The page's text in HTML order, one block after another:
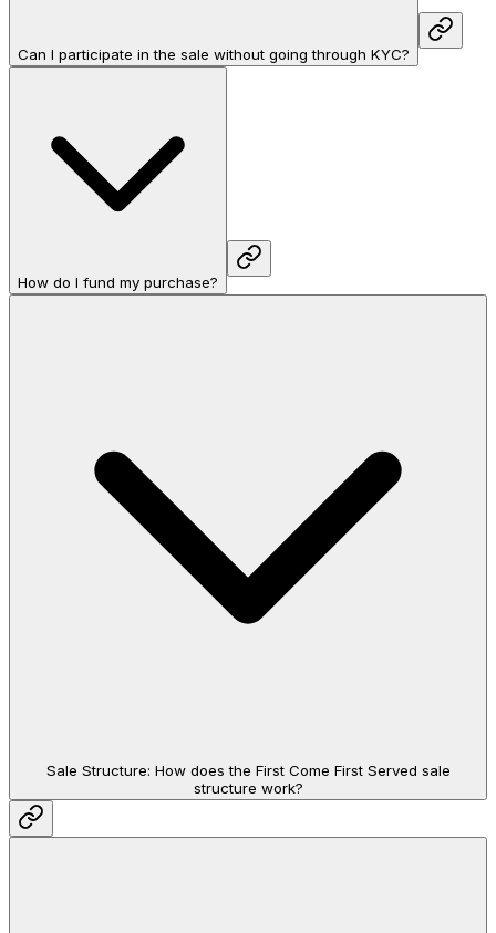
Can I participate in the sale without going through KYC?
How do I fund my purchase?
Sale Structure: How does the First Come First Served sale
structure work?